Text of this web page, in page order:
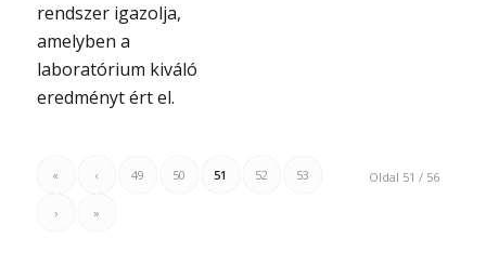
rendszer igazolja,
amelyben a
laboratórium kiváló
eredményt ért el.
Oldal 51 / 56
« ‹ 49 50 51 52 53
› »